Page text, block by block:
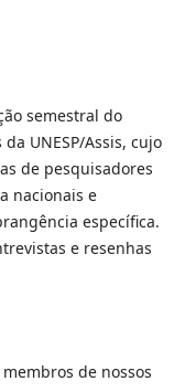
semestral do
UNESP/Assis, cujo
de pesquisadores
nacionais e
específica.
e resenhas
de nossos